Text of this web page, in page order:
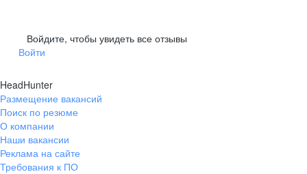
Войдите, чтобы увидеть все отзывы
Войти
HeadHunter
Размещение вакансий
Поиск по резюме
О компании
Наши вакансии
Реклама на сайте
Требования к ПО